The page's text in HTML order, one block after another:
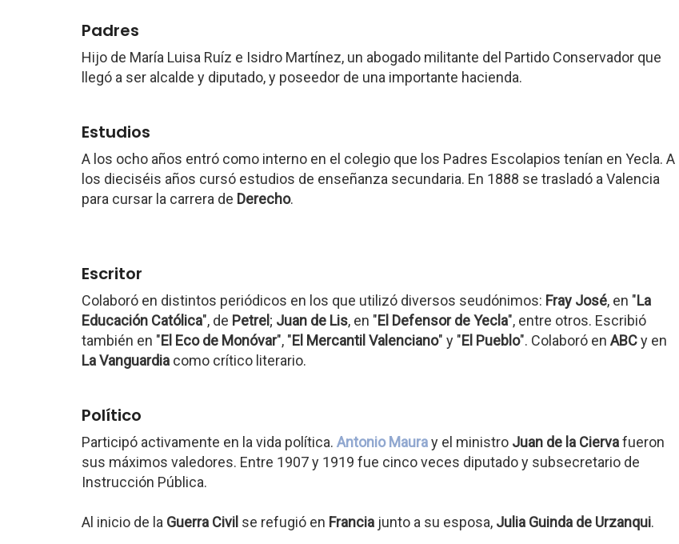
Padres
Hijo de María Luisa Ruíz e Isidro Martínez, un abogado militante del Partido Conservador que
llegó a ser alcalde y diputado, y poseedor de una importante hacienda.
Estudios
A los ocho años entró como interno en el colegio que los Padres Escolapios tenían en Yecla. A
los dieciséis años cursó estudios de enseñanza secundaria. En 1888 se trasladó a Valencia
para cursar la carrera de Derecho.
Escritor
Colaboró en distintos periódicos en los que utilizó diversos seudónimos: Fray José, en "La
Educación Católica", de Petrel ; Juan de Lis, en "El Defensor de Yecla", entre otros. Escribió
también en "El Eco de Monóvar", "El Mercantil Valenciano" y "El Pueblo". Colaboró en ABCy en
La Vanguardia como crítico literario.
Político
Participó activamente en la vida política. Antonio Mauray el ministro Juan de la Ciervafueron
sus máximos valedores. Entre 1907 y 1919 fue cinco veces diputado y subsecretario de
Instrucción Pública.
Al inicio de la Guerra Civil se refugió en Francia junto a su esposa, Julia Guinda de Urzanqui.